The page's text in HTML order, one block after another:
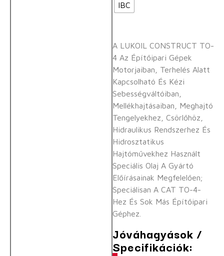
IBC
A LUKOIL CONSTRUCT TO-
4 Az Építőipari Gépek
Motorjaiban, Terhelés Alatt
Kapcsolható És Kézi
Sebességváltóiban,
Mellékhajtásaiban, Meghajtó
Tengelyekhez, Csörlőhöz,
Hidraulikus Rendszerhez És
Hidrosztatikus
Hajtóművekhez Használt
Speciális Olaj A Gyártó
Előírásainak Megfelelően;
Speciálisan A CAT TO-4-
Hez És Sok Más Építőipari
Géphez.
Jóváhagyások /
Specifikációk: